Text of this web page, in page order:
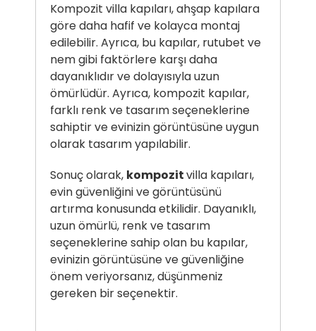
Kompozit villa kapıları, ahşap kapılara
göre daha hafif ve kolayca montaj
edilebilir. Ayrıca, bu kapılar, rutubet ve
nem gibi faktörlere karşı daha
dayanıklıdır ve dolayısıyla uzun
ömürlüdür. Ayrıca, kompozit kapılar,
farklı renk ve tasarım seçeneklerine
sahiptir ve evinizin görüntüsüne uygun
olarak tasarım yapılabilir.
Sonuç olarak, kompozitvilla kapıları,
evin güvenliğini ve görüntüsünü
artırma konusunda etkilidir. Dayanıklı,
uzun ömürlü, renk ve tasarım
seçeneklerine sahip olan bu kapılar,
evinizin görüntüsüne ve güvenliğine
önem veriyorsanız, düşünmeniz
gereken bir seçenektir.